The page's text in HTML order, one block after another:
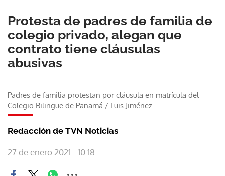
Protesta de padres de familia de
colegio privado, alegan que
contrato tiene cláusulas
abusivas
Padres de familia protestan por cláusula en matrícula del
Colegio Bilingüe de Panamá / Luis Jiménez
Redacción de TVN Noticias
27 de enero 2021 - 10:18